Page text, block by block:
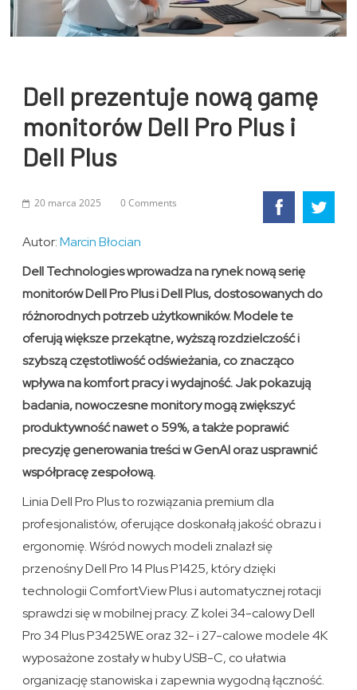
Dell prezentuje nową gamę
monitorów Dell Pro Plus i
Dell Plus
20 marca 2025 0 Comments
Autor:Marcin Błocian
Dell Technologies wprowadza na rynek nową serię
monitorów Dell Pro Plus i Dell Plus, dostosowanych do
różnorodnych potrzeb użytkowników. Modele te
oferują większe przekątne, wyższą rozdzielczość i
szybszą częstotliwość odświeżania, co znacząco
wpływa na komfort pracy i wydajność. Jak pokazują
badania, nowoczesne monitory mogą zwiększyć
produktywność nawet o 59%, a także poprawić
precyzję generowania treści w GenAI oraz usprawnić
współpracę zespołową.
Linia Dell Pro Plus to rozwiązania premium dla
profesjonalistów, oferujące doskonałą jakość obrazu i
ergonomię. Wśród nowych modeli znalazł się
przenośny Dell Pro 14 Plus P1425, który dzięki
technologii ComfortView Plus i automatycznej rotacji
sprawdzi się w mobilnej pracy. Z kolei 34-calowy Dell
Pro 34 Plus P3425WE oraz 32- i 27-calowe modele 4K
wyposażone zostały w huby USB-C, co ułatwia
organizację stanowiska i zapewnia wygodną łączność.